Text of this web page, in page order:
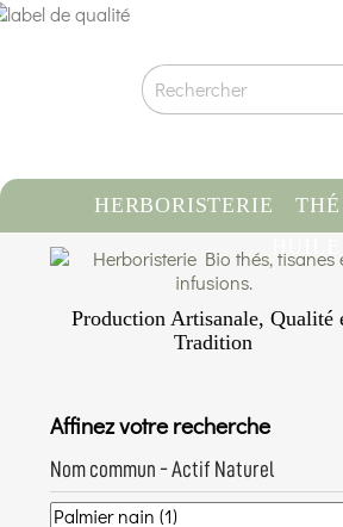
HERBORISTERIE
Production Artisanale, Qualité
Tradition
Conditionnement artisanal à la
Affinez votre recherche
Nom commun - Actif Naturel